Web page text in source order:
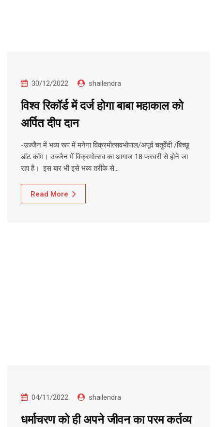
30/12/2022 shailendra
विश्व रिकॉर्ड में दर्ज होगा बाबा महाकाल को
अर्पित दीप दान
-उज्जैन में भव्य रूप में मनेगा विक्रमोत्सवभोपाल/अपूर्व चतुर्वेदी /बिच्छू
डॉट कॉम। उज्जैन में विक्रमोत्सव का आगाज 18 फरवरी से होने जा
रहा है। इस बार भी इसे भव्य तरीके से…
Read More
04/11/2022 shailendra
धर्माचरण को ही अपने जीवन का परम कर्तव्य